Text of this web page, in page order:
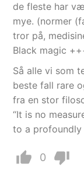
de fleste har
mye. (normer
tror på,
Black magic
Så alle vi som
beste fall rare
fra en stor
“It is no
to a profoundly
0